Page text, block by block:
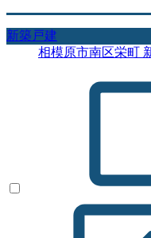
新築戸建
相模原市南区栄町